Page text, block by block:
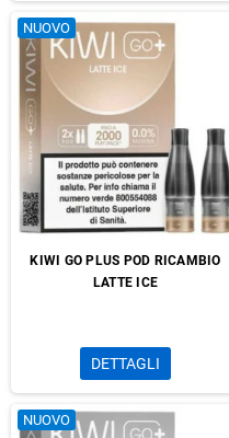
NUOVO
KIWI GO PLUS POD RICAMBIO
LATTE ICE
DETTAGLI
NUOVO